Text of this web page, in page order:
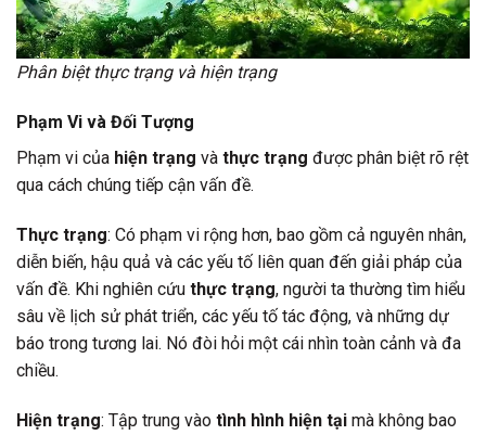
Phân biệt thực trạng và hiện trạng
Phạm Vi và Đối Tượng
Phạm vi của hiện trạng và thực trạng được phân biệt rõ rệt
qua cách chúng tiếp cận vấn đề.
Thực trạng: Có phạm vi rộng hơn, bao gồm cả nguyên nhân,
diễn biến, hậu quả và các yếu tố liên quan đến giải pháp của
vấn đề. Khi nghiên cứu thực trạng, người ta thường tìm hiểu
sâu về lịch sử phát triển, các yếu tố tác động, và những dự
báo trong tương lai. Nó đòi hỏi một cái nhìn toàn cảnh và đa
chiều.
Hiện trạng: Tập trung vào tình hình hiện tại mà không bao